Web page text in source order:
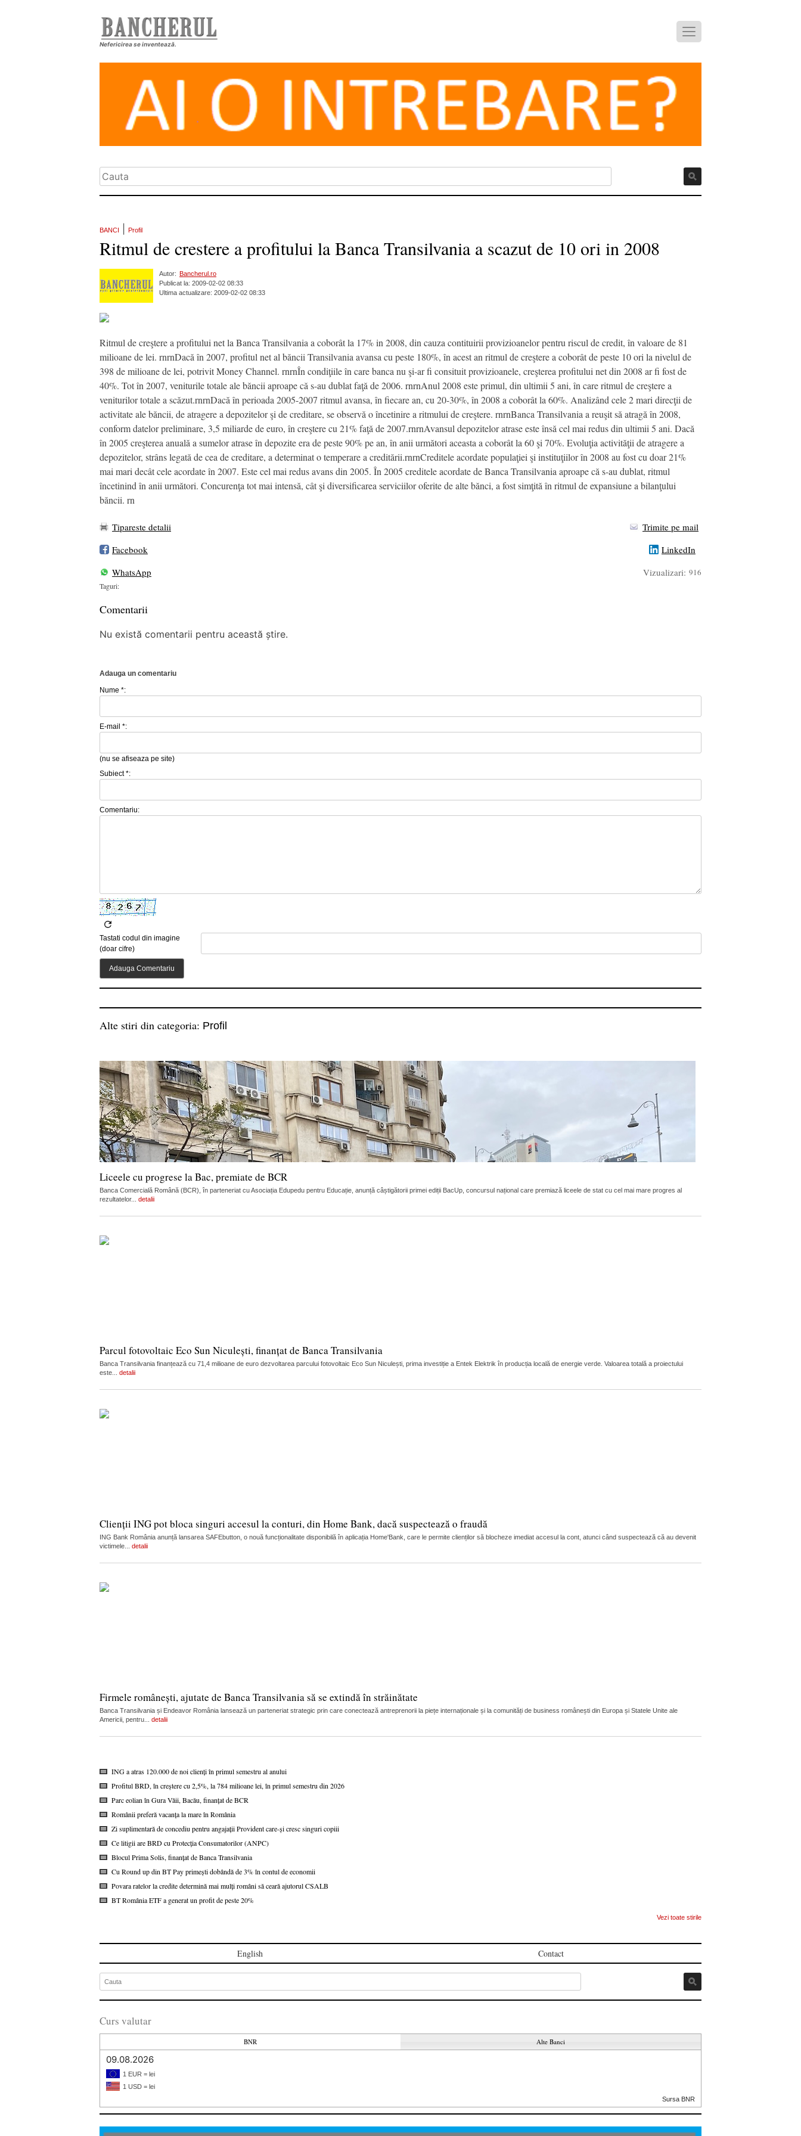
Nefericirea se inventează.
BANCI Profil
Ritmul de crestere a profitului la Banca Transilvania a scazut de 10 ori in 2008
Autor:
Bancherul.ro
Publicat la: 2009-02-02 08:33
Ultima actualizare: 2009-02-02 08:33
Ritmul de creştere a profitului net la Banca Transilvania a coborât la 17% in 2008, din cauza contituirii provizioanelor pentru riscul de credit, în valoare de 81
milioane de lei. rnrnDacă în 2007, profitul net al băncii Transilvania avansa cu peste 180%, în acest an ritmul de creştere a coborât de peste 10 ori la nivelul de
398 de milioane de lei, potrivit Money Channel. rnrnÎn condiţiile în care banca nu şi-ar fi consituit provizioanele, creşterea profitului net din 2008 ar fi fost de
40%. Tot în 2007, veniturile totale ale băncii aproape că s-au dublat faţă de 2006. rnrnAnul 2008 este primul, din ultimii 5 ani, în care ritmul de creştere a
veniturilor totale a scăzut.rnrnDacă în perioada 2005-2007 ritmul avansa, în fiecare an, cu 20-30%, în 2008 a coborât la 60%. Analizând cele 2 mari direcţii de
activitate ale băncii, de atragere a depozitelor şi de creditare, se observă o încetinire a ritmului de creştere. rnrnBanca Transilvania a reuşit să atragă în 2008,
conform datelor preliminare, 3,5 miliarde de euro, în creştere cu 21% faţă de 2007.rnrnAvansul depozitelor atrase este însă cel mai redus din ultimii 5 ani. Dacă
în 2005 creşterea anuală a sumelor atrase în depozite era de peste 90% pe an, în anii următori aceasta a coborât la 60 şi 70%. Evoluţia activităţii de atragere a
depozitelor, strâns legată de cea de creditare, a determinat o temperare a creditării.rnrnCreditele acordate populaţiei şi instituţiilor în 2008 au fost cu doar 21%
mai mari decât cele acordate în 2007. Este cel mai redus avans din 2005. În 2005 creditele acordate de Banca Transilvania aproape că s-au dublat, ritmul
încetinind în anii următori. Concurenţa tot mai intensă, cât şi diversificarea serviciilor oferite de alte bănci, a fost simţită în ritmul de expansiune a bilanţului
băncii. rn
Tipareste detalii
Trimite pe mail
Facebook
LinkedIn
WhatsApp
Vizualizari: 916
Taguri:
Comentarii
Nu există comentarii pentru această știre.
Adauga un comentariu
Nume *:
E-mail *:
(nu se afiseaza pe site)
Subiect *:
Comentariu:
Tastati codul din imagine
(doar cifre)
Alte stiri din categoria: Profil
Liceele cu progrese la Bac, premiate de BCR
Banca Comercială Română (BCR), în parteneriat cu Asociația Edupedu pentru Educație, anunță câștigătorii primei ediții BacUp, concursul național care premiază liceele de stat cu cel mai mare progres al
rezultatelor... detalii
Parcul fotovoltaic Eco Sun Niculești, finanțat de Banca Transilvania
Banca Transilvania finanțează cu 71,4 milioane de euro dezvoltarea parcului fotovoltaic Eco Sun Niculești, prima investiție a Entek Elektrik în producția locală de energie verde. Valoarea totală a proiectului
este... detalii
Clienții ING pot bloca singuri accesul la conturi, din Home Bank, dacă suspectează o fraudă
ING Bank România anunță lansarea SAFEbutton, o nouă funcționalitate disponibilă în aplicația Home'Bank, care le permite clienților să blocheze imediat accesul la cont, atunci când suspectează că au devenit
victimele... detalii
Firmele românești, ajutate de Banca Transilvania să se extindă în străinătate
Banca Transilvania și Endeavor România lansează un parteneriat strategic prin care conectează antreprenorii la piețe internaționale și la comunități de business românești din Europa și Statele Unite ale
Americii, pentru... detalii
ING a atras 120.000 de noi clienți în primul semestru al anului
Profitul BRD, în creștere cu 2,5%, la 784 milioane lei, în primul semestru din 2026
Parc eolian în Gura Văii, Bacău, finanțat de BCR
Românii preferă vacanța la mare în România
Zi suplimentară de concediu pentru angajații Provident care-și cresc singuri copiii
Ce litigii are BRD cu Protecția Consumatorilor (ANPC)
Blocul Prima Solis, finanțat de Banca Transilvania
Cu Round up din BT Pay primești dobândă de 3% în contul de economii
Povara ratelor la credite determină mai mulți români să ceară ajutorul CSALB
BT România ETF a generat un profit de peste 20%
Vezi toate stirile
English Contact
Curs valutar
BNR Alte Banci
09.08.2026
1 EUR = lei
1 USD = lei
Sursa BNR